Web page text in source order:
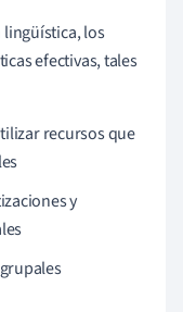
lingüística, los
efectivas, tales
recursos que
y